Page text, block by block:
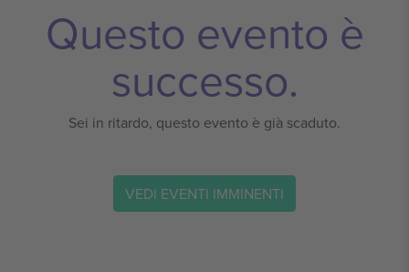
Questo evento è
successo.
Sei in ritardo, questo evento è già scaduto.
VEDI EVENTI IMMINENTI